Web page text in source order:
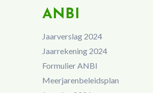
ANBI
Jaarverslag 2024
Jaarrekening 2024
Formulier ANBI
Meerjarenbeleidsplan